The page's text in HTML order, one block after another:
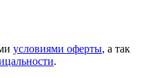
условиями оферты, а так
.